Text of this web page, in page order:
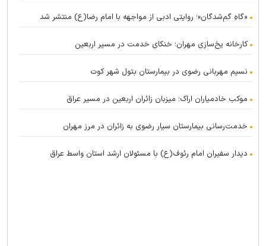
«گاهِ گم‌شدگان»؛ روایتی ادبی از مواجهه با امام رضا(ع) منتشر شد
کارخانه یخ‌سازی مهران؛ خنکای خدمت در مسیر اربعین
نسیم مهربانی رضوی در بیمارستان بتول شهر کوت
موکب خادمیاران اراک؛ میزبان زائران اربعین در مسیر عراق
خدمت‌رسانی بیمارستان سیار رضوی به زائران در مرز مهران
دیدار سفیران امام رئوف(ع) با مسئولان ارشد استان واسط عراق